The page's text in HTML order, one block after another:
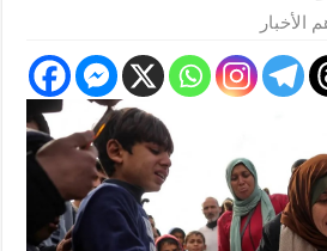
الأخبار